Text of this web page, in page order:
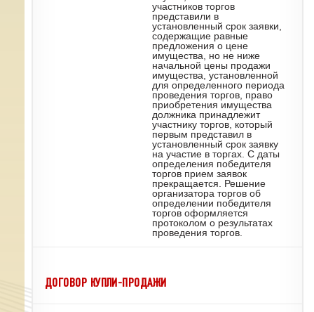
участников торгов
представили в
установленный срок заявки,
содержащие равные
предложения о цене
имущества, но не ниже
начальной цены продажи
имущества, установленной
для определенного периода
проведения торгов, право
приобретения имущества
должника принадлежит
участнику торгов, который
первым представил в
установленный срок заявку
на участие в торгах. С даты
определения победителя
торгов прием заявок
прекращается. Решение
организатора торгов об
определении победителя
торгов оформляется
протоколом о результатах
проведения торгов.
ДОГОВОР КУПЛИ-ПРОДАЖИ